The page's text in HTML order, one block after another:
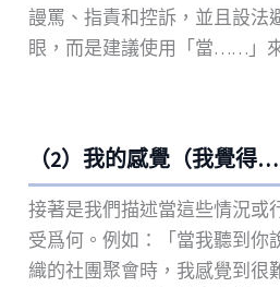
謾罵、指責和控訴，並且設法
眼，而是建議使用「當……」
（2）我的感覺（我覺得
接著是我們描述當這些情況或
受爲何。例如：「當我聽到你
織的社團聚會時，我感覺到很